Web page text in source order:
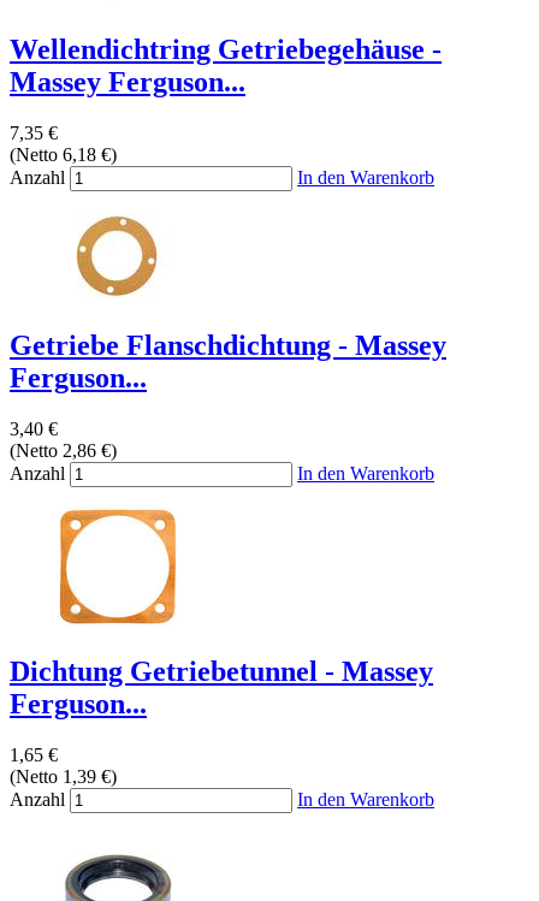
Wellendichtring Getriebegehäuse -
Massey Ferguson...
7,35 €
(Netto 6,18 €)
Anzahl
In den Warenkorb
Getriebe Flanschdichtung - Massey
Ferguson...
3,40 €
(Netto 2,86 €)
Anzahl
In den Warenkorb
Dichtung Getriebetunnel - Massey
Ferguson...
1,65 €
(Netto 1,39 €)
Anzahl
In den Warenkorb